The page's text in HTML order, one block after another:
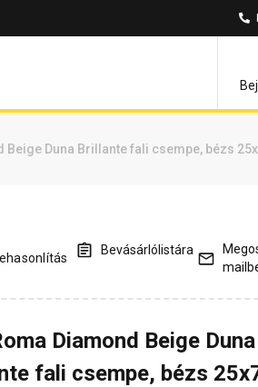
Beige Duna Brillante fali csempe, bézs
Kérdések és válaszok
Bevásárlólistára
Diamond Beige Duna
fali csempe, bézs